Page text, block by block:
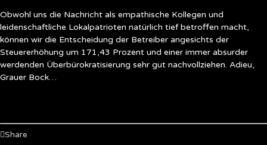
Obwohl uns die Nachricht als empathische Kollegen und
leidenschaftliche Lokalpatrioten natürlich tief betroffen macht,
können wir die Entscheidung der Betreiber angesichts der
Steuererhöhung um 171,43 Prozent und einer immer absurder
werdenden Überbürokratisierung sehr gut nachvollziehen. Adieu,
Grauer Bock…
Share